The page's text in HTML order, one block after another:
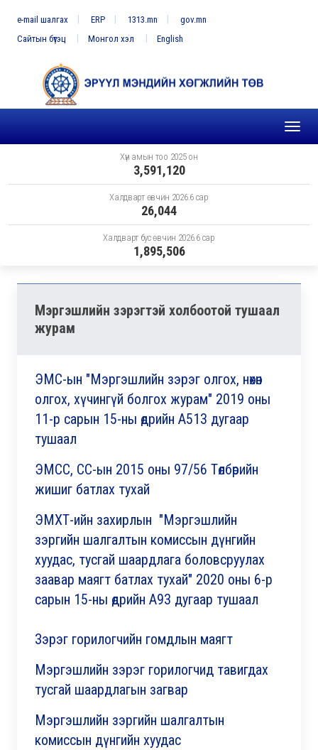
e-mail шалгах ERP 1313.mn
gov.mn
Сайтын бүтэц
Монгол хэл English
Toggle
Хүн амын тоо 2025 он
3,591,120
Халдварт өвчин 2026.6 сар
26,044
Халдварт бус өвчин 2026.6 сар
1,895,506
Мэргэшлийн зэрэгтэй холбоотой тушаал
журам
ЭМС-ын "Мэргэшлийн зэрэг олгох, нөхөн
олгох, хүчингүй болгох журам" 2019 оны
11-р сарын 15-ны өдрийн А513 дугаар
тушаал
ЭМСС, СС-ын 2015 оны 97/56 Төлбөрийн
жишиг батлах тухай
ЭМХТ-ийн захирлын "Мэргэшлийн
зэргийн шалгалтын комиссын дүнгийн
хуудас, тусгай шаардлага боловсруулах
заавар маягт батлах тухай" 2020 оны 6-р
сарын 15-ны өдрийн А93 дугаар тушаал
Зэрэг горилогчийн гомдлын маягт
Мэргэшлийн зэрэг горилогчид тавигдах
тусгай шаардлагын загвар
Мэргэшлийн зэргийн шалгалтын
комиссын дүнгийн хуудас